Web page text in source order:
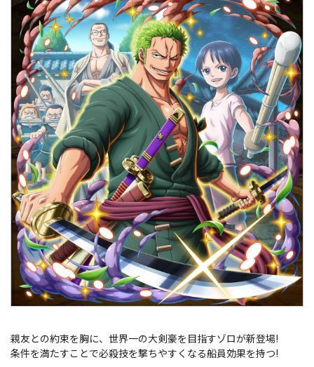
親友との約束を胸に、世界一の大剣豪を目指すゾロが新登場!
条件を満たすことで必殺技を撃ちやすくなる船員効果を持つ!